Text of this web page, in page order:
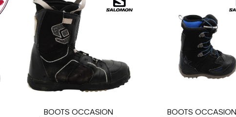
BOOTS OCCASION
BOOTS OCCASION